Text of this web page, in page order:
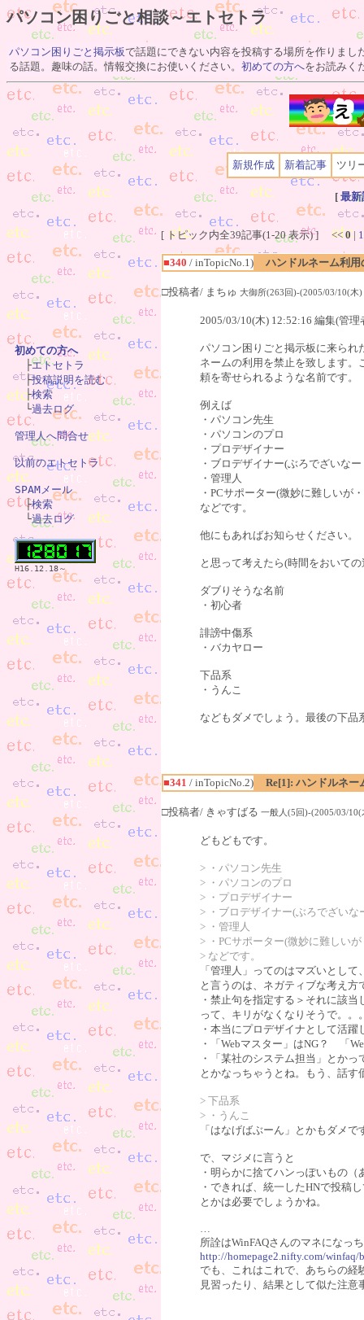
パソコン困りごと相談～エトセトラ
パソコン困りごと掲示板で話題にできない内容を投稿する場所を作りまし
る話題。趣味の話。情報交換にお使いください。 初めての方へをお読みく
新規作成 新着記事 ツリ
[ 最新
[ トピック内全39記事(1-20 表示) ] <<0| 1
■340 / inTopicNo.1) ハンドルネーム利用
□投稿者/ まちゅ 大御所(263回)-(2005/03/10(木
2005/03/10(木) 12:52:16 編集(管理
パソコン困りごと掲示板に来ら
ネームの利用を禁止を致します
頼を寄せられるような名前です。
例えば
・パソコン先生
・パソコンのプロ
・プロデザイナー
・ブロデザイナー(ぶろでざいな
・管理人
・PCサポーター(微妙に難しいが
などです。
他にもあればお知らせください。
と思って考えたら(時間をおいての
ダブりそうな名前
・初心者
誹謗中傷系
・バカヤロー
下品系
・うんこ
などもダメでしょう。最後の下品
■341 / inTopicNo.2) Re[1]: ハンドルネー
□投稿者/ きゃすばる 一般人(5回)-(2005/03/10(
どもどもです。
> ・パソコン先生
> ・パソコンのプロ
> ・プロデザイナー
> ・ブロデザイナー(ぶろでざい
> ・管理人
> ・PCサポーター(微妙に難しい
> などです。
「管理人」ってのはマズいとし
と言うのは、ネガティブな考え方
・禁止句を指定する＞それに該
って、キリがなくなりそうで。。
・本当にプロデザイナとして活躍
・「Webマスター」はNG？ 「
・「某社のシステム担当」とかっ
とかなっちゃうとね。もう、話
> 下品系
> ・うんこ
「はなげばぶーん」とかもダメで
で、マジメに言うと
・明らかに捨てハンっぽいもの
・できれば、統一したHNで投稿
とかは必要でしょうかね。
所詮はWinFAQさんのマネになっ
http://homepage2.nifty.com/winfaq/
でも、これはこれで、あちらの経
見習ったり、結果として似た注
初めての方へ
├エトセトラ
├投稿説明を読む
├検索
└過去ログ
管理人へ問合せ
以前のエトセトラ
SPAMメール
├検索
└過去ログ
H16.12.18～